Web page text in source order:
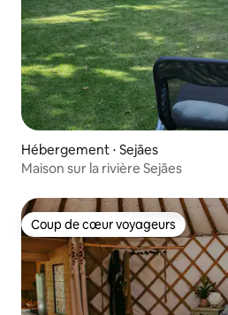
Hébergement ⋅ Sejães
Maison sur la rivière Sejães
Coup de cœur voyageurs
Coup de cœur voyageurs